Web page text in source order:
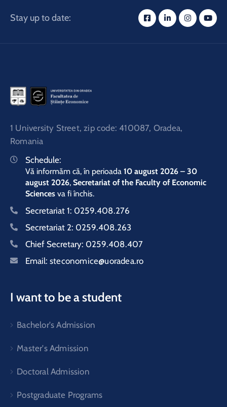
Stay up to date:
1 University Street, zip code: 410087, Oradea,
Romania
Schedule:
Vă informăm că, în perioada 10 august 2026 – 30
august 2026, Secretariat of the Faculty of Economic
Sciences va fi închis.
Secretariat 1: 0259.408.276
Secretariat 2: 0259.408.263
Chief Secretary: 0259.408.407
Email: steconomice@uoradea.ro
I want to be a student
Bachelor's Admission
Master's Admission
Doctoral Admission
Postgraduate Programs